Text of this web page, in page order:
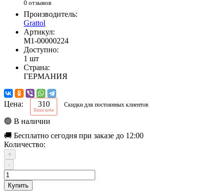
0 отзывов
Производитель:
Grattol
Артикул:
М1-00000224
Доступно:
1 шт
Страна:
ГЕРМАНИЯ
Цена: 310
Ваша цена
Скидки для постоянных клиентов
🟢 В наличии
🚚 Бесплатно сегодня при заказе до 12:00
Количество:
+
-
Купить